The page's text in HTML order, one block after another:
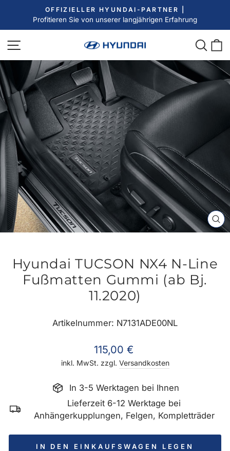
Inhalt
Pause
OFFIZIELLER HYUNDAI-PARTNER |
Profitieren Sie von unserer langjährigen Erfahrung
Seitennavigation
Hyundai TUCSON NX4 N-Line
Fußmatten Gummi (ab Bj.
11.2020)
Artikelnummer: N7131ADE00NL
Normaler
Preis
115,00 €
inkl. MwSt. zzgl. Versandkosten
In 3-5 Werktagen bei Ihnen
Lieferzeit 6-12 Werktage bei
Anhängerkupplungen, Felgen, Kompletträder
IN DEN EINKAUFSWAGEN LEGEN